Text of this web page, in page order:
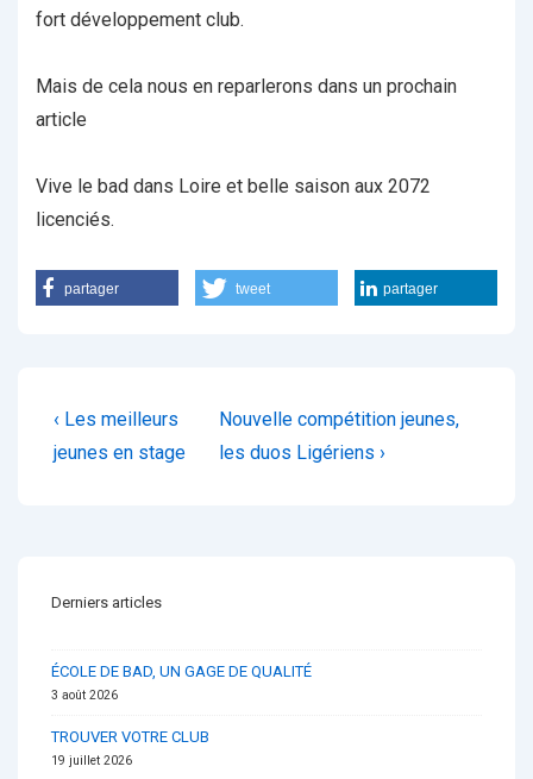
fort développement club.
Mais de cela nous en reparlerons dans un prochain
article
Vive le bad dans Loire et belle saison aux 2072
licenciés.
partager tweet partager
Navigation
de
Previous
Post
‹ Les meilleurs
jeunes en stage
Next
Post
Nouvelle compétition jeunes,
les duos Ligériens ›
Derniers articles
ÉCOLE DE BAD, UN GAGE DE QUALITÉ
3 août 2026
TROUVER VOTRE CLUB
19 juillet 2026